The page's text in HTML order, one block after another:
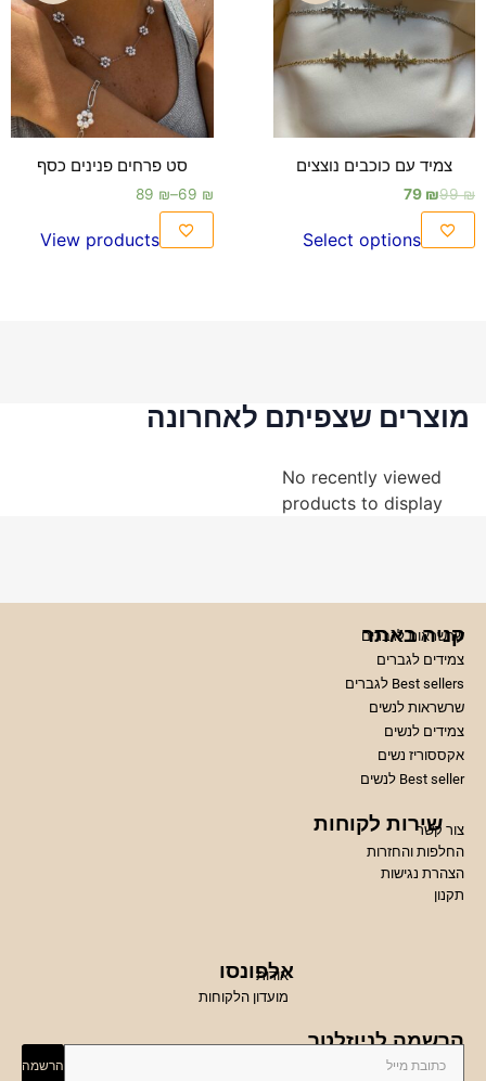
צמיד עם כוכבים נוצצים
99₪
79 ₪
Select options
סט פרחים פנינים כסף
69 ₪
–
89 ₪
View products
מוצרים שצפיתם לאחרונה
No recently viewed
products to display
הרשמה לניוזלטר
הרשמה
אלפונסו
אודות
מועדון הלקוחות
שירות לקוחותצור קשר
החלפות והחזרות
הצהרת נגישות
תקנון
קניה באתר
שרשראות לגברים
צמידים לגברים
Best sellers לגברים
שרשראות לנשים
צמידים לנשים
אקססוריז נשים
Best seller לנשים